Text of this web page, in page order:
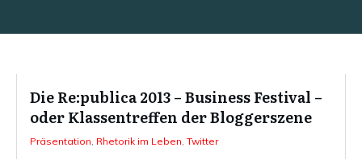
Die Re:publica 2013 – Business Festival –
oder Klassentreffen der Bloggerszene
Präsentation Rhetorik im Leben Twitter